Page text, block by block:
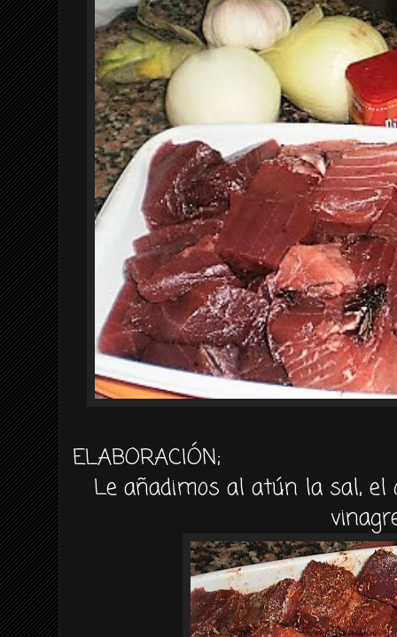
ELABORACIÓN;
Le añadimos al atún la sal, el